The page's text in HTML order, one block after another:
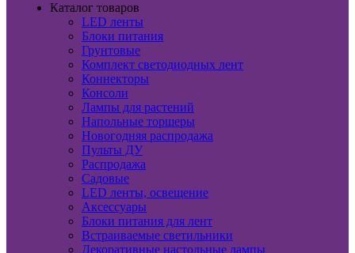
Каталог товаров
LED ленты
Блоки питания
Грунтовые
Комплект светодиодных лент
Коннекторы
Консоли
Лампы для растений
Напольные торшеры
Новогодняя распродажа
Пульты ДУ
Распродажа
Садовые
LED ленты, освещение
Аксессуары
Блоки питания для лент
Встраиваемые светильники
Декоративные настольные лампы